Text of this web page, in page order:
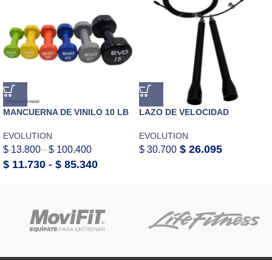
MANCUERNA DE VINILO 10 LB
EVOLUTION
$13.800 - $100.400
$ 11.730 - $ 85.340
LAZO DE VELOCIDAD
EVOLUTION
$30.700 $ 26.095